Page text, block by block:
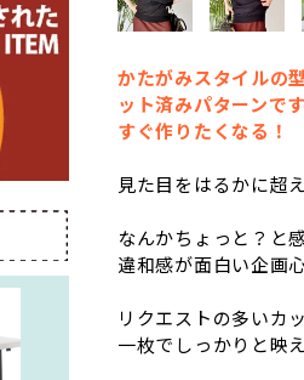
かたがみスタイルの
ット済みパターンで
すぐ作りたくなる！
見た目をはるかに超
なんかちょっと？と
違和感が面白い企画
リクエストの多いカ
一枚でしっかりと映